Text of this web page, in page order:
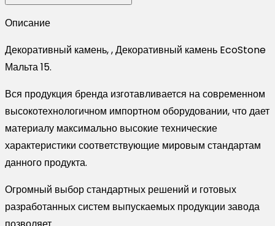
15
Описание
Декоративный камень, , Декоративный камень EcoStone
Мальта 15.
Вся продукция бренда изготавливается на современном
высокотехнологичном импортном оборудовании, что дает
материалу максимально высокие технические
характеристики соответствующие мировым стандартам
данного продукта.
Огромный выбор стандартных решений и готовых
разработанных систем выпускаемых продукции завода